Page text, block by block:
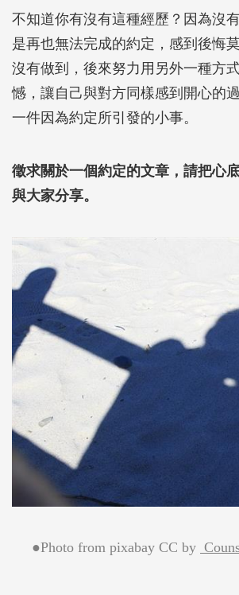
不知道你有沒有這種經歷？因為沒
是再也無法完成的約定，感到後悔
沒有做到，後來努力用另外一種方
憾，讓自己與對方同樣感到開心的
一件因為約定所引發的小事。
徵求關於一個約定的文章，請把心
與大家分享。
●Photo from pixabay CC by